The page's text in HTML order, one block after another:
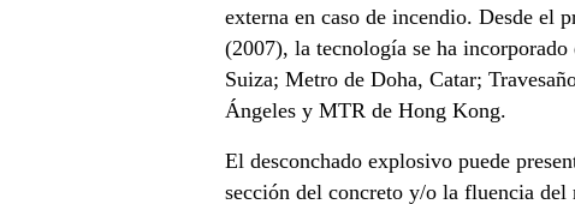
externa en caso de incendio. Desde el
(2007), la tecnología se ha
Suiza; Metro de Doha, Catar;
Ángeles y MTR de Hong Kong.
El desconchado explosivo puede
sección del concreto y/o la fluencia del